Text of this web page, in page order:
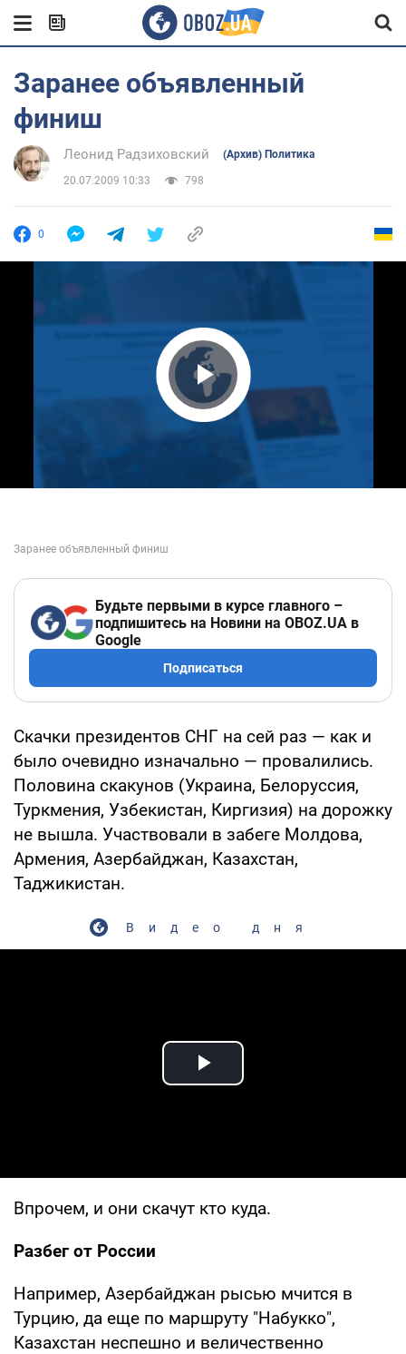
Заранее объявленный
финиш
Леонид Радзиховский (Архив) Политика
20.07.2009 10:33 798
0
Play Video
Будьте первыми в курсе главного –
подпишитесь на Новини на OBOZ.UA в
Google
Подписаться
Скачки президентов СНГ на сей раз — как и
было очевидно изначально — провалились.
Половина скакунов (Украина, Белоруссия,
Туркмения, Узбекистан, Киргизия) на дорожку
не вышла. Участвовали в забеге Молдова,
Армения, Азербайджан, Казахстан,
Таджикистан.
Видео дня
Play Video
Впрочем, и они скачут кто куда.
Разбег от России
Например, Азербайджан рысью мчится в
Турцию, да еще по маршруту "Набукко",
Казахстан неспешно и величественно